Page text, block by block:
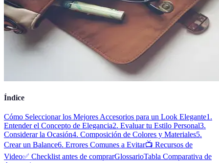
Índice
Cómo Seleccionar los Mejores Accesorios para un Look Elegante1.
Entender el Concepto de Elegancia2. Evaluar tu Estilo Personal3.
Considerar la Ocasión4. Composición de Colores y Materiales5.
Crear un Balance6. Errores Comunes a Evitar📺 Recursos de
Video✅ Checklist antes de comprarGlossarioTabla Comparativa de